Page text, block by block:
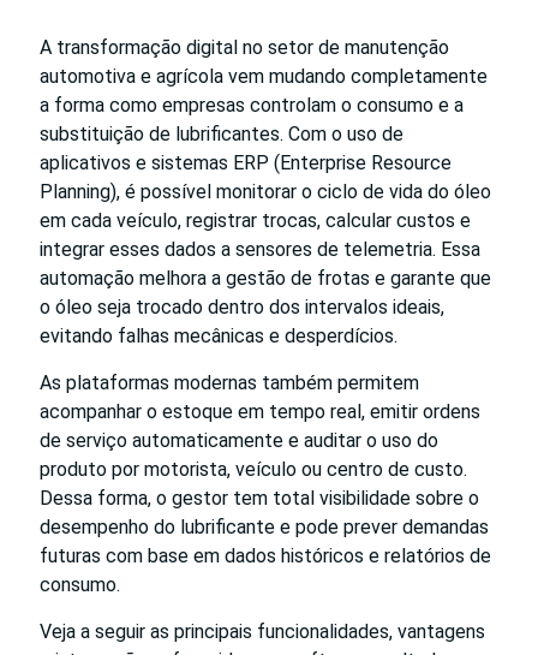
A transformação digital no setor de manutenção
automotiva e agrícola vem mudando completamente
a forma como empresas controlam o consumo e a
substituição de lubrificantes. Com o uso de
aplicativos e sistemas ERP (Enterprise Resource
Planning), é possível monitorar o ciclo de vida do óleo
em cada veículo, registrar trocas, calcular custos e
integrar esses dados a sensores de telemetria. Essa
automação melhora a gestão de frotas e garante que
o óleo seja trocado dentro dos intervalos ideais,
evitando falhas mecânicas e desperdícios.
As plataformas modernas também permitem
acompanhar o estoque em tempo real, emitir ordens
de serviço automaticamente e auditar o uso do
produto por motorista, veículo ou centro de custo.
Dessa forma, o gestor tem total visibilidade sobre o
desempenho do lubrificante e pode prever demandas
futuras com base em dados históricos e relatórios de
consumo.
Veja a seguir as principais funcionalidades, vantagens